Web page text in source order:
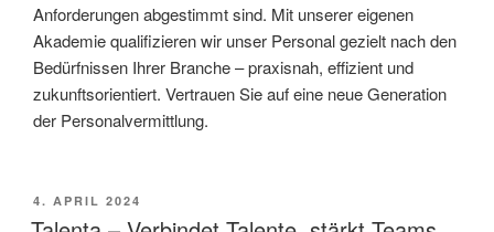
Anforderungen abgestimmt sind. Mit unserer eigenen
Akademie qualifizieren wir unser Personal gezielt nach den
Bedürfnissen Ihrer Branche – praxisnah, effizient und
zukunftsorientiert. Vertrauen Sie auf eine neue Generation
der Personalvermittlung.
VERÖFFENTLICHT
AM
4. APRIL 2024